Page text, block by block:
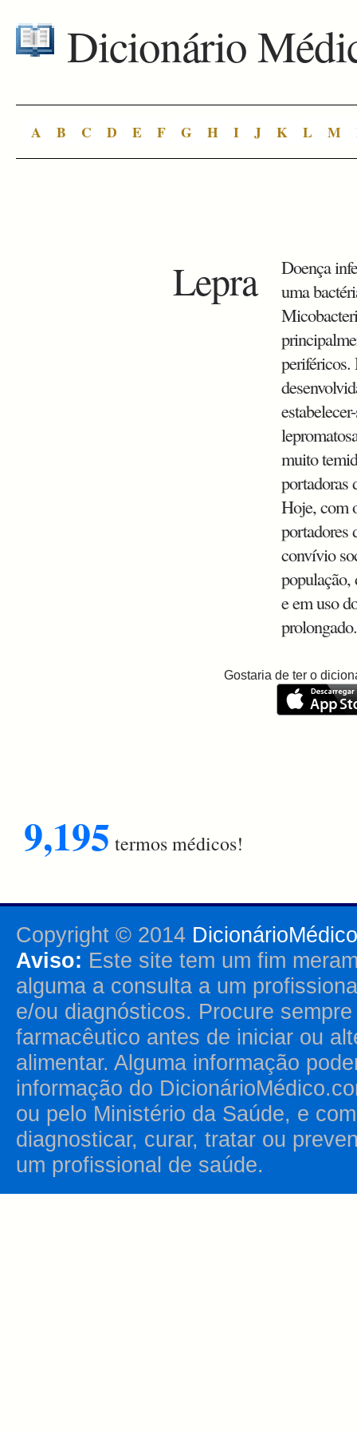
Dicionário
A B C D E F G H I J K L M
Lepra
Doença
uma
periféricos.
muito
portadoras
Hoje, com
portadores
convívio
população,
e em uso
prolongado.
Gostaria de ter o
9,195 termos médicos!
Copyright © 2014
Aviso: Este site tem um fim
alguma a consulta a um
e/ou diagnósticos. Procure
farmacêutico antes de iniciar ou
alimentar. Alguma informação
informação do
ou pelo Ministério da Saúde, e
diagnosticar, curar, tratar ou
um profissional de saúde.